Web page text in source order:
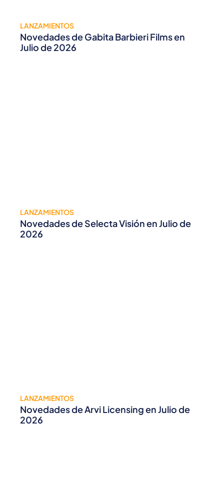
LANZAMIENTOS
Novedades de Gabita Barbieri Films en
Julio de 2026
LANZAMIENTOS
Novedades de Selecta Visión en Julio de
2026
LANZAMIENTOS
Novedades de Arvi Licensing en Julio de
2026